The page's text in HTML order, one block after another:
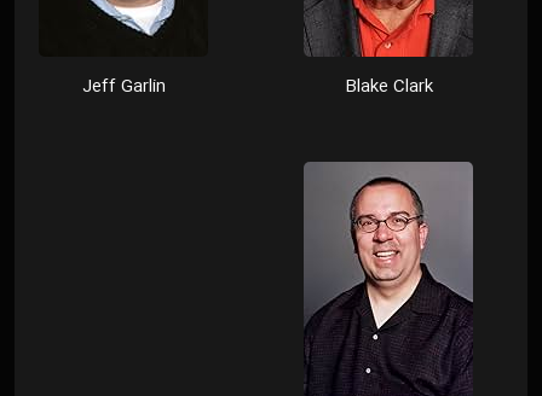
Blake Clark
Jeff Garlin